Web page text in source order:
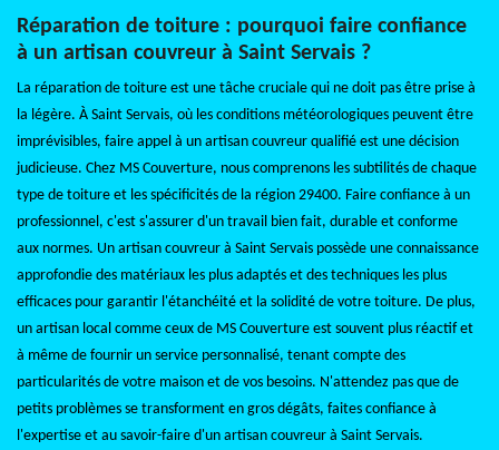
Réparation de toiture : pourquoi faire confiance
à un artisan couvreur à Saint Servais ?
La réparation de toiture est une tâche cruciale qui ne doit pas être prise à
la légère. À Saint Servais, où les conditions météorologiques peuvent être
imprévisibles, faire appel à un artisan couvreur qualifié est une décision
judicieuse. Chez MS Couverture, nous comprenons les subtilités de chaque
type de toiture et les spécificités de la région 29400. Faire confiance à un
professionnel, c'est s'assurer d'un travail bien fait, durable et conforme
aux normes. Un artisan couvreur à Saint Servais possède une connaissance
approfondie des matériaux les plus adaptés et des techniques les plus
efficaces pour garantir l'étanchéité et la solidité de votre toiture. De plus,
un artisan local comme ceux de MS Couverture est souvent plus réactif et
à même de fournir un service personnalisé, tenant compte des
particularités de votre maison et de vos besoins. N'attendez pas que de
petits problèmes se transforment en gros dégâts, faites confiance à
l'expertise et au savoir-faire d'un artisan couvreur à Saint Servais.